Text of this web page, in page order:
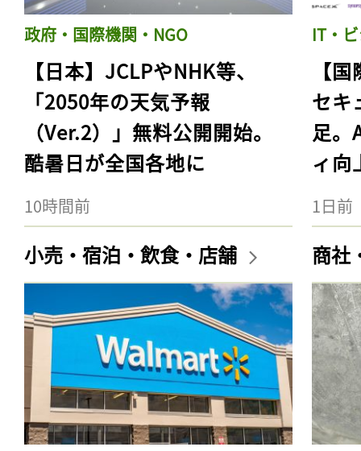
政府・国際機関・NGO
【日本】JCLPやNHK等、
「2050年の天気予報
（Ver.2）」無料公開開始。
酷暑日が全国各地に
10時間前
IT・
【
セキ
足。
ィ向
1日前
小売・宿泊・飲食・店舗 商社